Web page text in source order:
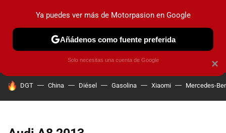
PRUEBAS COCHES ELÉCTRICOS OBSERVATORIO
HOY SE HABLA DE
DGT China Diésel Gasolina Xiaomi Mercedes-
×
Ya puedes ver más de Motorpasion en Google
Añádenos como fuente preferida
Solo necesitas una cuenta de Google